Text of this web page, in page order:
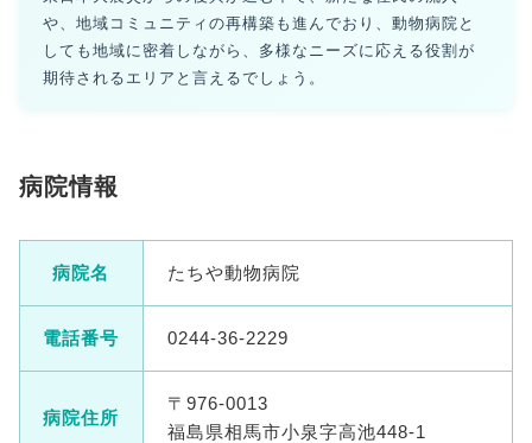
や、地域コミュニティの再構築も進んでおり、動物病院と
しても地域に密着しながら、多様なニーズに応える役割が
期待されるエリアと言えるでしょう。
病院情報
病院名 たちや動物病院
電話番号 0244-36-2229
病院住所
〒976-0013
福島県相馬市小泉字高池448-1